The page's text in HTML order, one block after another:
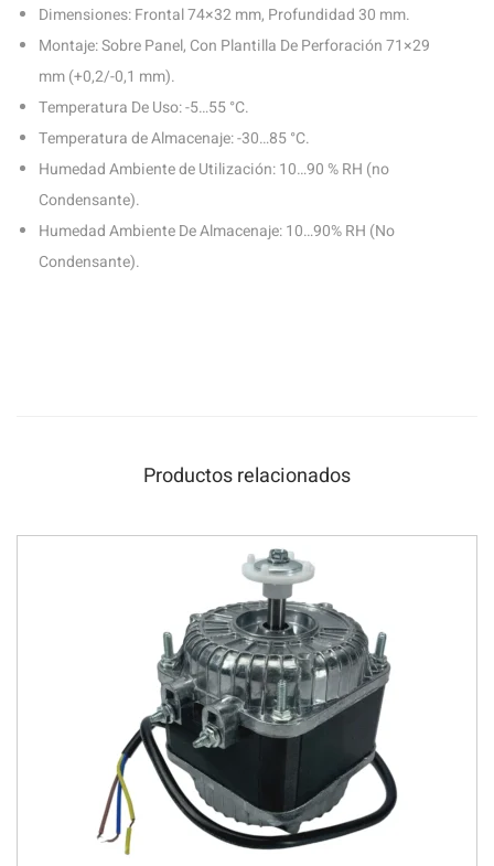
Dimensiones: Frontal 74×32 mm, Profundidad 30 mm.
Montaje: Sobre Panel, Con Plantilla De Perforación 71×29
mm (+0,2/-0,1 mm).
Temperatura De Uso: -5…55 °C.
Temperatura de Almacenaje: -30…85 °C.
Humedad Ambiente de Utilización: 10…90 % RH (no
Condensante).
Humedad Ambiente De Almacenaje: 10…90% RH (No
Condensante).
Productos relacionados